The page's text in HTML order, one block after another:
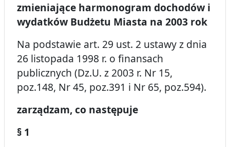
zmieniające harmonogram dochodów i
wydatków Budżetu Miasta na 2003 rok
Na podstawie art. 29 ust. 2 ustawy z dnia
26 listopada 1998 r. o finansach
publicznych (Dz.U. z 2003 r. Nr 15,
poz.148, Nr 45, poz.391 i Nr 65, poz.594).
zarządzam, co następuje
§ 1